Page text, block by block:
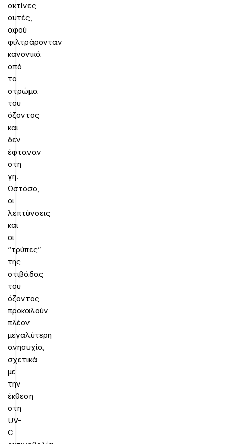
ακτίνες
αυτές,
αφού
φιλτράρονταν
κανονικά
από
το
στρώμα
του
όζοντος
και
δεν
έφταναν
στη
γη.
Ωστόσο,
οι
λεπτύνσεις
και
οι
“τρύπες”
της
στιβάδας
του
όζοντος
προκαλούν
πλέον
μεγαλύτερη
ανησυχία,
σχετικά
με
την
έκθεση
στη
UV-
C